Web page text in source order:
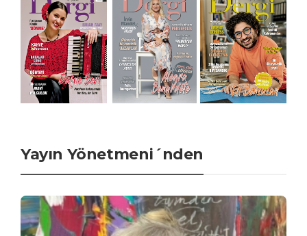
Yayın Yönetmeni´nden